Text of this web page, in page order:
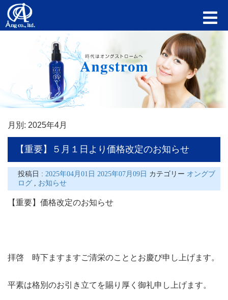
月別: 2025年4月
【重要】５月１日より価格改定のお知らせ
投稿日 : 2025年04月01日 2025年07月09日 カテゴリー オングブ
ログ , お知らせ
【重要】価格改定のお知らせ
拝啓 時下ますますご清栄のこととお慶び申し上げます。
平素は格別のお引き立てを賜り厚く御礼申し上げます。